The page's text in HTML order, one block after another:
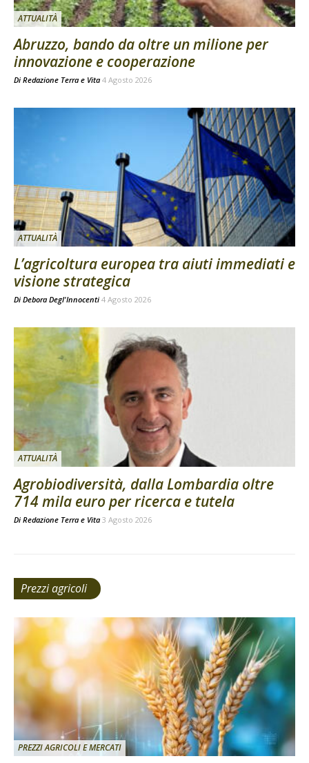
ATTUALITÀ
Abruzzo, bando da oltre un milione per
innovazione e cooperazione
Di Redazione Terra e Vita 4 Agosto 2026
ATTUALITÀ
L’agricoltura europea tra aiuti immediati e
visione strategica
Di Debora Degl'Innocenti 4 Agosto 2026
ATTUALITÀ
Agrobiodiversità, dalla Lombardia oltre
714 mila euro per ricerca e tutela
Di Redazione Terra e Vita 3 Agosto 2026
Prezzi agricoli
PREZZI AGRICOLI E MERCATI